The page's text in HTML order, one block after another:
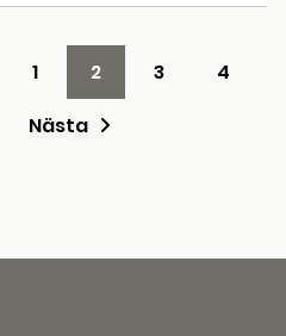
1 2 3
4
Nästa